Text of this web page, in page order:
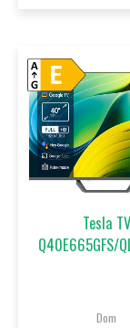
Tesla TV
Q40E665GFS/
Dom